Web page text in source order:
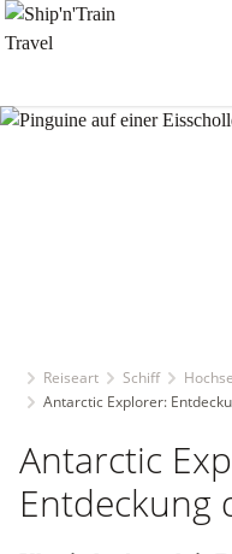
Reiseart Schiff
Antarctic Explorer:
Antarctic
Entdeckung